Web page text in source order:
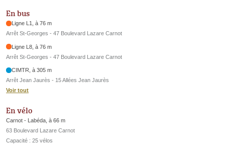
En bus
Ligne L1, à 76 m
Arrêt St-Georges - 47 Boulevard Lazare Carnot
Ligne L8, à 76 m
Arrêt St-Georges - 47 Boulevard Lazare Carnot
CIMTR, à 305 m
Arrêt Jean Jaurès - 15 Allées Jean Jaurès
Voir tout
En vélo
Carnot - Labéda, à 66 m
63 Boulevard Lazare Carnot
Capacité : 25 vélos